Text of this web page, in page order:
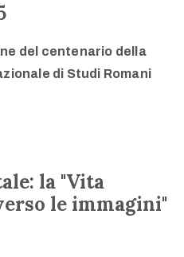
del centenario della
di Studi Romani
la "Vita
le immagini"